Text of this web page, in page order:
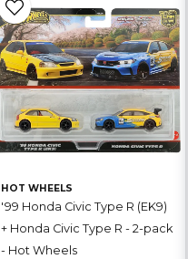
HOT WHEELS
'99 Honda Civic Type R (EK9)
+ Honda Civic Type R - 2-pack
- Hot Wheels